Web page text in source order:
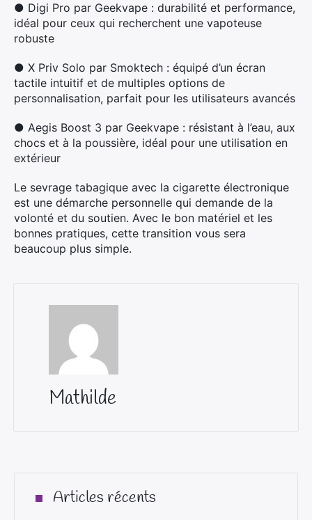
● Digi Pro par Geekvape : durabilité et performance,
idéal pour ceux qui recherchent une vapoteuse
robuste
● X Priv Solo par Smoktech : équipé d’un écran
tactile intuitif et de multiples options de
personnalisation, parfait pour les utilisateurs avancés
● Aegis Boost 3 par Geekvape : résistant à l’eau, aux
chocs et à la poussière, idéal pour une utilisation en
extérieur
Le sevrage tabagique avec la cigarette électronique
est une démarche personnelle qui demande de la
volonté et du soutien. Avec le bon matériel et les
bonnes pratiques, cette transition vous sera
beaucoup plus simple.
Mathilde
Articles récents